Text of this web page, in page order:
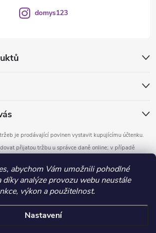
abychom Vám umožnili pohodlné
analýze provozu webu neustále
výkon a použitelnost.
Nastavení
je prodávající povinen vystavit kupujícímu účtenku.
přijatou tržbu u správce daně online; v případě
domys123
Vytvořil Shoptet
. Všechna práva vyhrazena.